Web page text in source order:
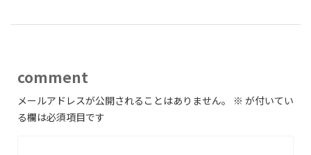
comment
メールアドレスが公開されることはありません。 ※ が付いてい
る欄は必須項目です